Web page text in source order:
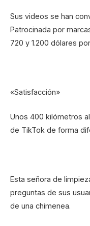
Sus videos se han
Patrocinada por
720 y 1.200 dólares
«Satisfacción»
Unos 400 kilómetros
de TikTok de forma
Esta señora de
preguntas de sus
de una chimenea.